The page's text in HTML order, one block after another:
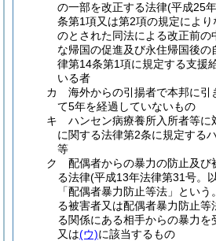
の一部を改正する法律(平成25
条第1項又は第2項の規定によ
のとされた同法による改正前の
な帰国の促進及び永住帰国後
律第14条第1項に規定する支援
いる者
カ
海外からの引揚者で本邦に引
て5年を経過していないもの
キ
ハンセン病療養所入所者等に
に関する法律第2条に規定する
等
ク
配偶者からの暴力の防止及び
る法律(平成13年法律第31号。
「配偶者暴力防止等法」という
る被害者又は配偶者暴力防止等
る関係にある相手からの暴力を
又は(ウ)に該当するもの